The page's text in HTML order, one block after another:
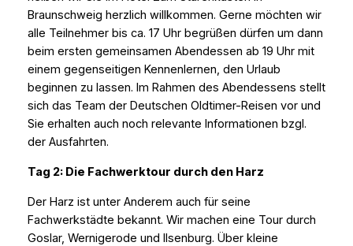
Braunschweig herzlich willkommen. Gerne möchten wir
alle Teilnehmer bis ca. 17 Uhr begrüßen dürfen um dann
beim ersten gemeinsamen Abendessen ab 19 Uhr mit
einem gegenseitigen Kennenlernen, den Urlaub
beginnen zu lassen. Im Rahmen des Abendessens stellt
sich das Team der Deutschen Oldtimer-Reisen vor und
Sie erhalten auch noch relevante Informationen bzgl.
der Ausfahrten.
Tag 2: Die Fachwerktour durch den Harz
Der Harz ist unter Anderem auch für seine
Fachwerkstädte bekannt. Wir machen eine Tour durch
Goslar, Wernigerode und Ilsenburg. Über kleine